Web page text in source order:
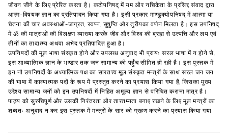
जीवन जीने के लिए प्रेरित करता है। कठोपनिषद् में यम और नचिकेता के प्रसिद्द संवाद द्वारा
आत्म-विषयक ज्ञान का प्रतिपादन किया गया है। इसी प्रकार माण्डुक्योपनिषद् में आत्मा या
चेतना की चार अवस्थाओं-जाग्रत, स्वप्न, सुषुप्ति और तुरीयका वर्णन मिलता है। इस उपनिषद्
में ॐ की मात्राओं की विलक्षण व्याख्या करके जीव और विश्व की ब्रह्म से उत्पत्ति और लय एवं
तीनों का तादात्म्य अथवा अभेद प्रतिपादित हुआ है।
उपनिषदों की मूल भाषा संस्कृत होने और उपलब्ध अनुवाद भी प्रायः सरल भाषा में न होने से,
इस आध्यात्मिक ज्ञान के भण्डार तक जन सामान्य की पहुँच सीमित ही रही है। इस पुस्तक में
इन नौ उपनिषदों के अध्यात्मिक पक्ष का सारतत्त्व मूल संस्कृत मन्त्रों के साथ सरल जन जन
की भाषा में काव्यात्मक पदों के रूप में प्रस्तुत करने का प्रयास किया गया है, जिसका मुख्य
उद्देश्य सामान्य जनों को इन उपनिषदों में निहित अमूल्य ज्ञान से परिचित कराना मात्र है।
पाठ्य को सुरुचिपूर्ण और उसकी निरंतरता और तारतम्यता बनाए रखने के लिए मूल मन्त्रों का
शब्दतः अनुवाद न कर इस पुस्तक में मन्त्रों के सार को ग्रहण करने का प्रयास किया गया